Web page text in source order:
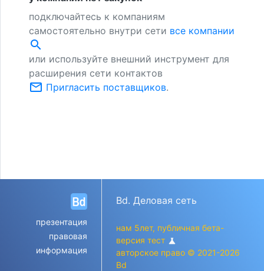
подключайтесь к компаниям
самостоятельно внутри сети все компании
search
или используйте внешний инструмент для
расширения сети контактов
mail_outline Пригласить поставщиков.
презентация
правовая
информация
Bd. Деловая сеть
нам 5лет, публичная бета-
версия тест science
авторское право © 2021-2026
Bd